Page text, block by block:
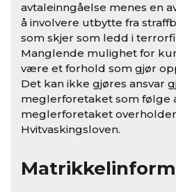
avtaleinngåelse menes en
å involvere utbytte fra
som skjer som ledd i
Manglende mulighet for
være et forhold som gjør
Det kan ikke gjøres ansvar
meglerforetaket som følge
meglerforetaket
Hvitvaskingsloven.